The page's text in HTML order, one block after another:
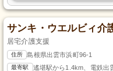
サンキ・ウエルビィ介
居宅介護支援
住所 島根県出雲市浜町96-1
最寄駅 遙堪駅から1.4km、電鉄出